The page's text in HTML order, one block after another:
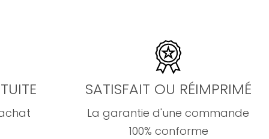
SATISFAIT OU RÉIMPRIMÉ
La garantie d'une commande
100% conforme